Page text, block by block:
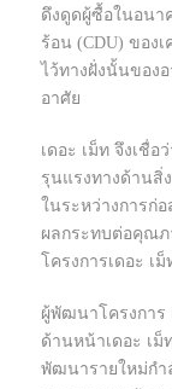
ดึงดูดผู้ซื้อในอนา
ร้อน (CDU) ของ
ไว้ทางฝั่งนั้นของ
อาศัย
เดอะ เม็ท จึงเชื่อ
รุนแรงทางด้านสิ่
ในระหว่างการก่อ
ผลกระทบต่อคุณภ
โครงการเดอะ เ
ผู้พัฒนาโครงการ
ด้านหน้าเดอะ เ
พัฒนารายใหม่กำ